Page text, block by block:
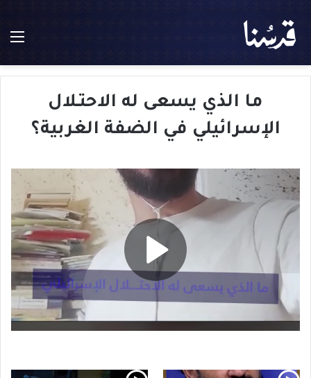
ما الذي يسعى له الاحتـلال
الإسرائيلي في الضفة الغربية؟